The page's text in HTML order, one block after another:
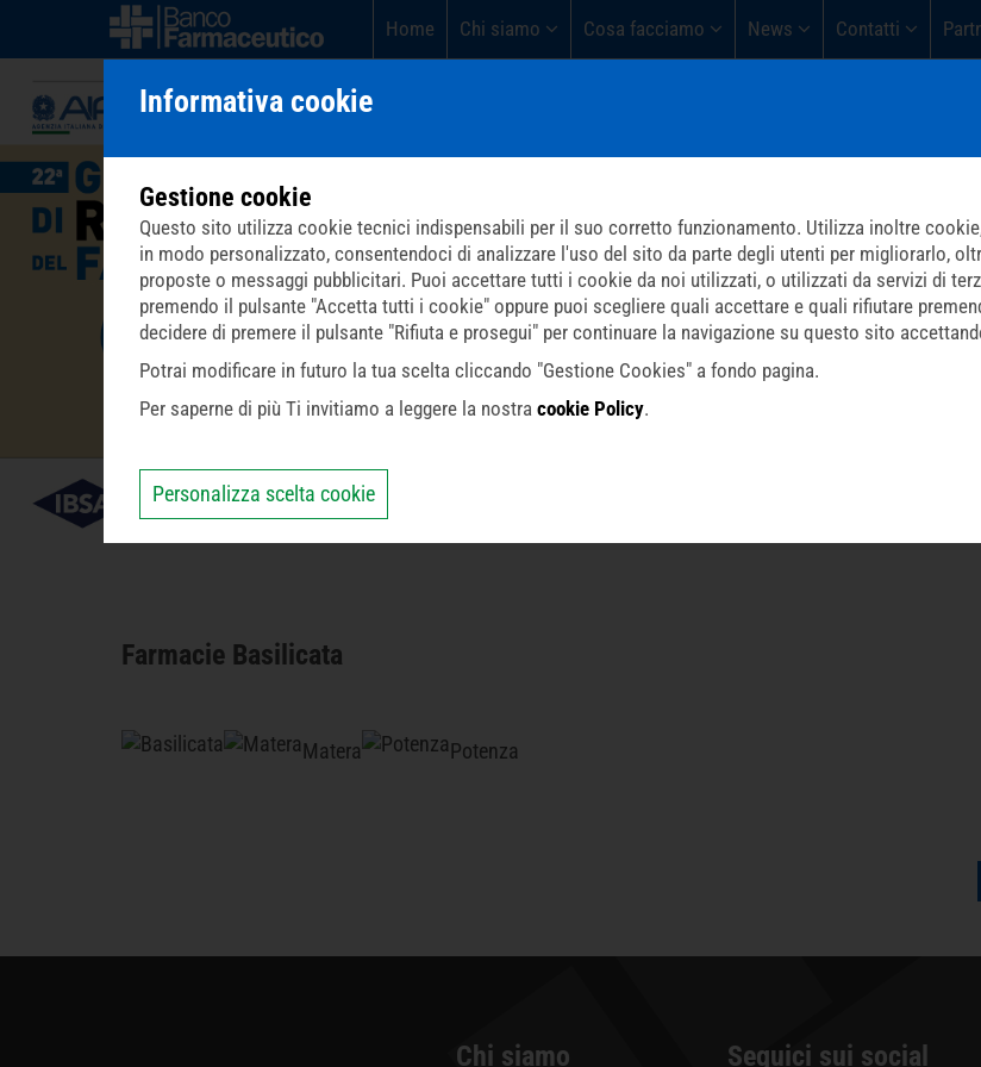
Home Chi siamo Cosa facciamo News Contatti
Farmacie Basilicata
Matera Potenza
Chi siamo Seguici sui social
Informativa cookie
Gestione cookie
Questo sito utilizza cookie tecnici indispensabili per il suo corretto funzionamento. Utilizza inoltre
in modo personalizzato, consentendoci di analizzare l'uso del sito da parte degli utenti per migliorarlo,
proposte o messaggi pubblicitari. Puoi accettare tutti i cookie da noi utilizzati, o utilizzati da servizi di
premendo il pulsante "Accetta tutti i cookie" oppure puoi scegliere quali accettare e quali rifiutare
decidere di premere il pulsante "Rifiuta e prosegui" per continuare la navigazione su questo sito
Potrai modificare in futuro la tua scelta cliccando "Gestione Cookies" a fondo pagina.
Per saperne di più Ti invitiamo a leggere la nostra cookie Policy.
Personalizza scelta cookie